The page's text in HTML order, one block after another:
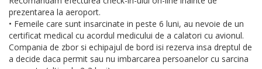
prezentarea la aeroport.
• Femeile care sunt insarcinate in peste 6 luni, au nevoie de un
certificat medical cu acordul medicului de a calatori cu avionul.
Compania de zbor si echipajul de bord isi rezerva insa dreptul de
a decide daca permit sau nu imbarcarea persoanelor cu sarcina